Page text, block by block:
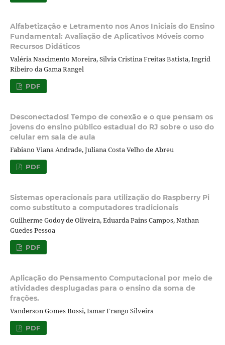
Alfabetização e Letramento nos Anos Iniciais do Ensino
Fundamental: Avaliação de Aplicativos Móveis como
Recursos Didáticos
Valéria Nascimento Moreira, Silvia Cristina Freitas Batista, Ingrid
Ribeiro da Gama Rangel
PDF
Desconectados! Tempo de conexão e o que pensam os
jovens do ensino público estadual do RJ sobre o uso do
celular em sala de aula
Fabiano Viana Andrade, Juliana Costa Velho de Abreu
PDF
Sistemas operacionais para utilização do Raspberry Pi
como substituto a computadores tradicionais
Guilherme Godoy de Oliveira, Eduarda Pains Campos, Nathan
Guedes Pessoa
PDF
Aplicação do Pensamento Computacional por meio de
atividades desplugadas para o ensino da soma de
frações.
Vanderson Gomes Bossi, Ismar Frango Silveira
PDF